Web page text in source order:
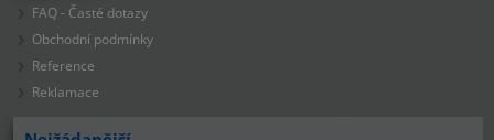
FAQ - Časté dotazy
Obchodní podmínky
Reference
Reklamace